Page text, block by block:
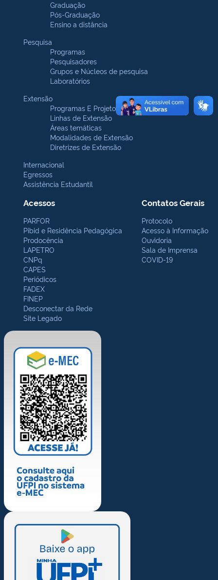
Graduação
Pós-Graduação
Ensino a distância
Pesquisa
Programas
Pesquisadores
Grupos e Núcleos de pesquisa
Laboratórios
Extensão
Programas E Projetos
Linhas de Extensão
Áreas temáticas
Modalidades de Extensão
Diretrizes de Extensão
Internacional
Egressos
Assistência Estudantil
Acessos
PARFOR
Pibid e Residência Pedagógica
Prodocência
LAPETRO
CNPq
CAPES
Periódicos
FADEX
FINEP
Desconectar da Rede
Site Legado
Contatos Gerais
Protocolo
Acesso à Informação
Ouvidoria
Sala de Imprensa
COVID-19